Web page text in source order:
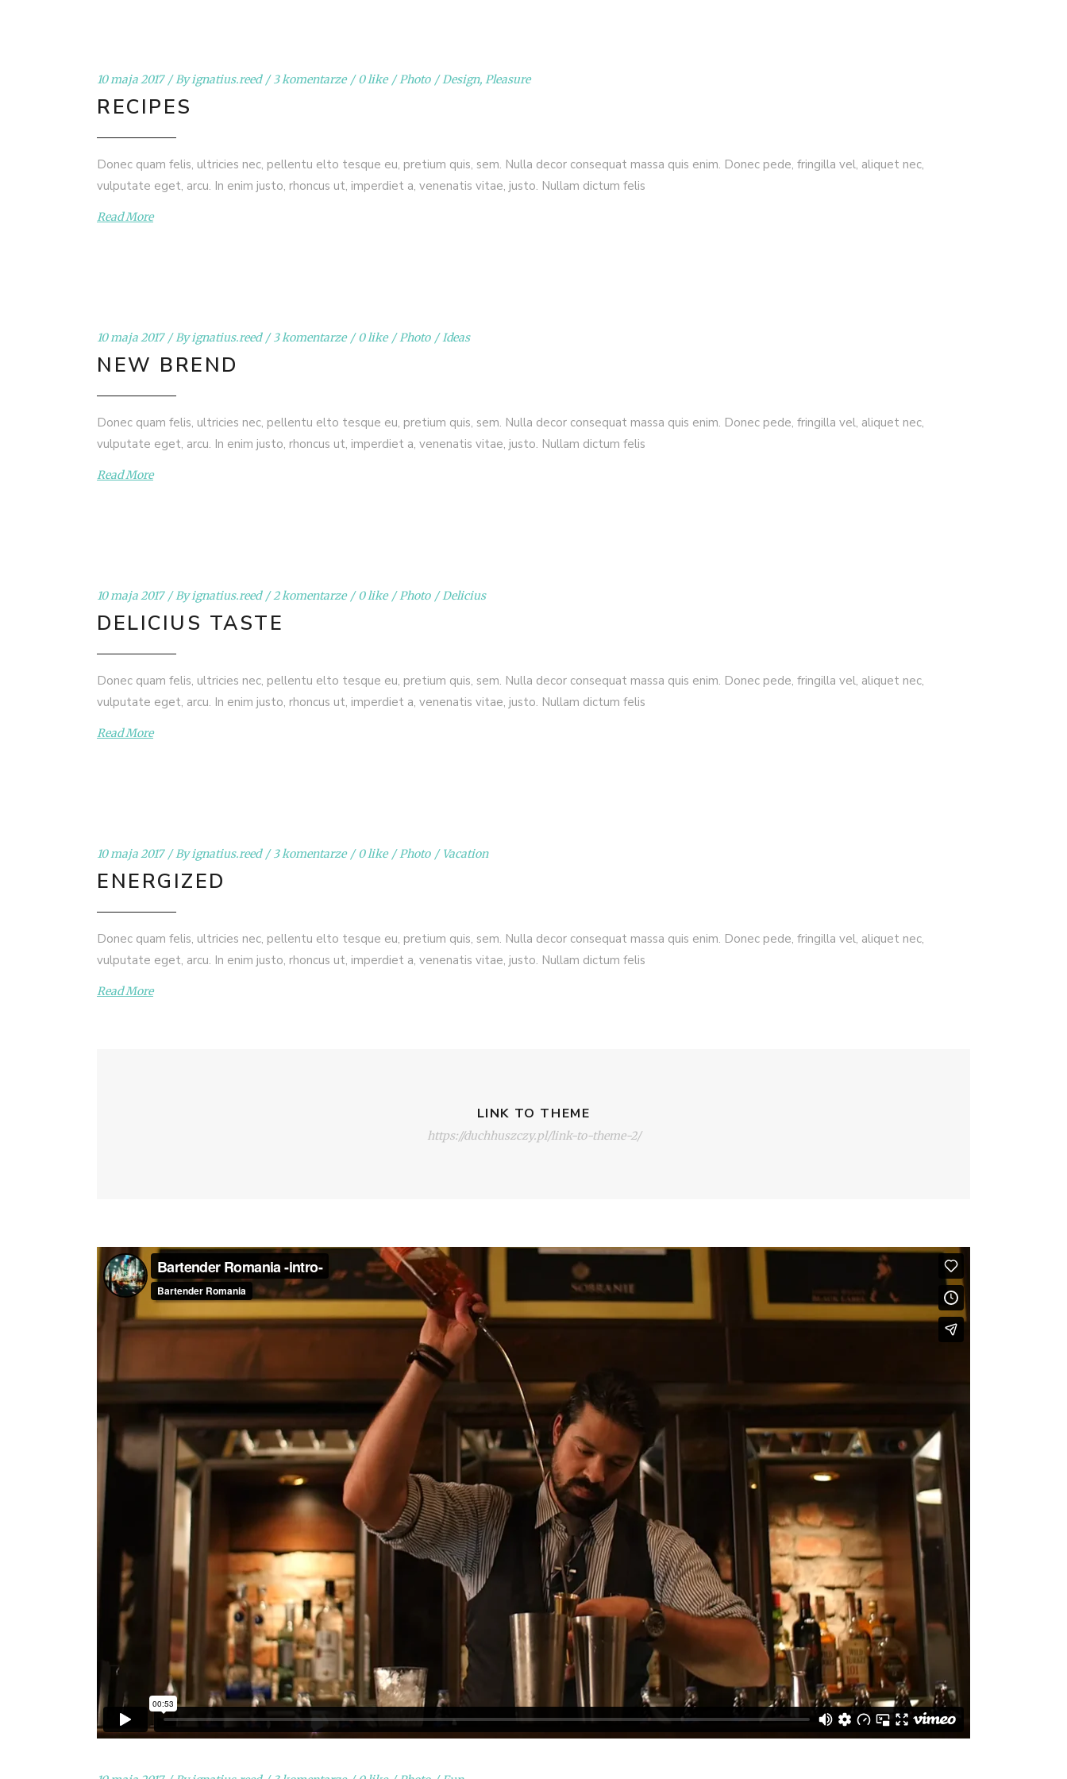
10 maja 2017 Byignatius.reed 3 komentarze 0 like Photo Design, Pleasure
RECIPES
Donec quam felis, ultricies nec, pellentu elto tesque eu, pretium quis, sem. Nulla decor consequat massa quis enim. Donec pede, fringilla vel, aliquet nec,
vulputate eget, arcu. In enim justo, rhoncus ut, imperdiet a, venenatis vitae, justo. Nullam dictum felis
Read More
10 maja 2017 Byignatius.reed 3 komentarze 0 like Photo Ideas
NEW BREND
Donec quam felis, ultricies nec, pellentu elto tesque eu, pretium quis, sem. Nulla decor consequat massa quis enim. Donec pede, fringilla vel, aliquet nec,
vulputate eget, arcu. In enim justo, rhoncus ut, imperdiet a, venenatis vitae, justo. Nullam dictum felis
Read More
10 maja 2017 Byignatius.reed 2 komentarze 0 like Photo Delicius
DELICIUS TASTE
Donec quam felis, ultricies nec, pellentu elto tesque eu, pretium quis, sem. Nulla decor consequat massa quis enim. Donec pede, fringilla vel, aliquet nec,
vulputate eget, arcu. In enim justo, rhoncus ut, imperdiet a, venenatis vitae, justo. Nullam dictum felis
Read More
10 maja 2017 Byignatius.reed 3 komentarze 0 like Photo Vacation
ENERGIZED
Donec quam felis, ultricies nec, pellentu elto tesque eu, pretium quis, sem. Nulla decor consequat massa quis enim. Donec pede, fringilla vel, aliquet nec,
vulputate eget, arcu. In enim justo, rhoncus ut, imperdiet a, venenatis vitae, justo. Nullam dictum felis
Read More
LINK TO THEME
https://duchhuszczy.pl/link-to-theme-2/